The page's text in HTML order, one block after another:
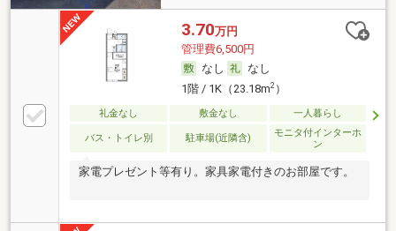
3.70万円
管理費6,500円
なし
なし
1階 / 1K（23.18m2）
礼金なし 敷金なし 一人暮らし
バス・トイレ別 駐車場(近隣含)
モニタ付インターホ
ン
家電プレゼント等有り。家具家電付きのお部屋です。